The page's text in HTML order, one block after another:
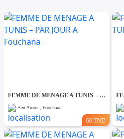
FEMME DE MENAGE A TUNIS – PAR JOUR A Fouchana
Ben Arous , Fouchana
60 TND